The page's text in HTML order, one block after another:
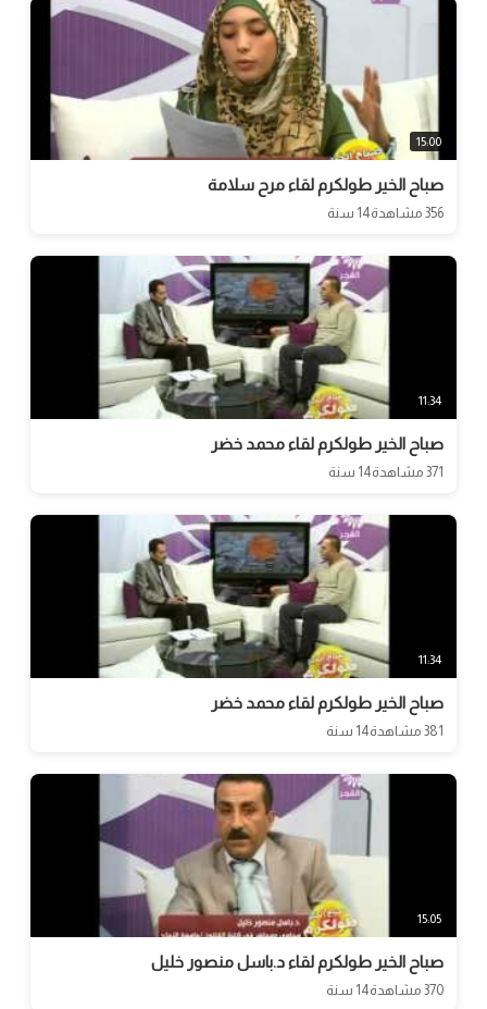
15:00
صباح الخير طولكرم لقاء مرح سلامة
356 مشاهدة 14 سنة
11:34
صباح الخير طولكرم لقاء محمد خضر
371 مشاهدة 14 سنة
11:34
صباح الخير طولكرم لقاء محمد خضر
381 مشاهدة 14 سنة
15:05
صباح الخير طولكرم لقاء د.باسل منصور خليل
370 مشاهدة 14 سنة